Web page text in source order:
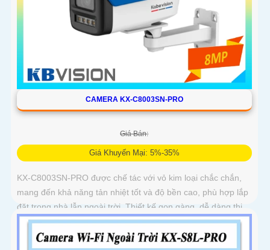
CAMERA KX-C8003SN-PRO
Giá Bán:
Giá Khuyến Mại: 5%-35%
KX-C8003SN-PRO được chế tác với vỏ kim loại chắc chắn,
mang đến khả năng tản nhiệt tốt và độ bền cao, phù hợp lắp
đặt trong nhà lẫn ngoài trời. Thiết kế gọn gàng, dễ dàng thi
công, tiết kiệm thời gian và chi phí cho người dùng